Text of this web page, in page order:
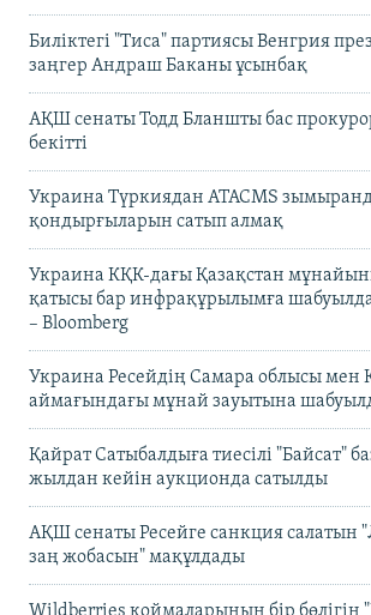
Биліктегі "Тиса" партиясы Венгрия
заңгер Андраш Баканы ұсынбақ
АҚШ сенаты Тодд Бланшты бас
бекітті
Украина Түркиядан ATACMS
қондырғыларын сатып алмақ
Украина КҚК-дағы Қазақстан
қатысы бар инфрақұрылымға
– Bloomberg
Украина Ресейдің Самара облысы мен
аймағындағы мұнай зауытына
Қайрат Сатыбалдыға тиесілі "Байсат"
жылдан кейін аукционда сатылды
АҚШ сенаты Ресейге санкция салатын
заң жобасын" мақұлдады